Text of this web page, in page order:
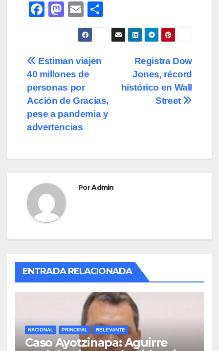
F
e
b
o
o
k
M
o
d
o
n
E
m
ail
o
m
Navegación
de
entradas
Registra Dow
Jones, récord
histórico en Wall
Street
Estiman viajen
40 millones de
personas por
Acción de Gracias,
pese a pandemia y
advertencias
PorAdmin
ENTRADA RELACIONADA
NACIONAL PRINCIPAL RELEVANTE
Caso Ayotzinapa: Aguirre